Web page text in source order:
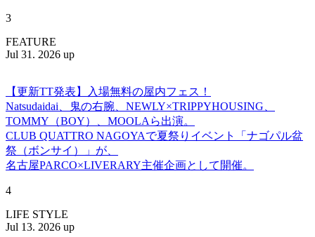
3
FEATURE
Jul 31. 2026 up
【更新TT発表】入場無料の屋内フェス！
Natsudaidai、鬼の右腕、NEWLY×TRIPPYHOUSING、
TOMMY（BOY）、MOOLAら出演。
CLUB QUATTRO NAGOYAで夏祭りイベント「ナゴパル盆
祭（ボンサイ）」が、
名古屋PARCO×LIVERARY主催企画として開催。
4
LIFE STYLE
Jul 13. 2026 up